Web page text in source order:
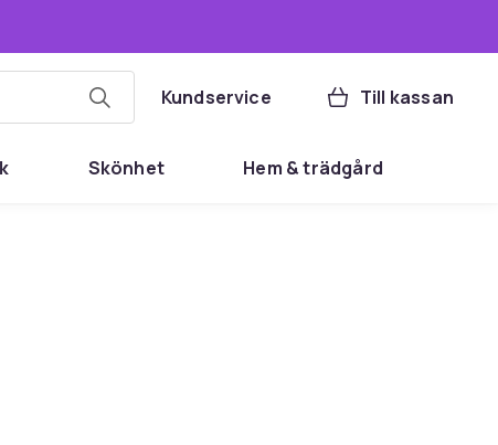
Kundservice Till kassan
Skönhet Hem & trädgård